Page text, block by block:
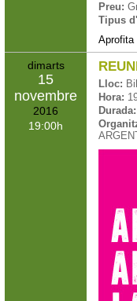
Preu:
Tipus
Aprofita
dimarts
15
novembre
2016
19:00
Lloc:
Hora:
Durada: